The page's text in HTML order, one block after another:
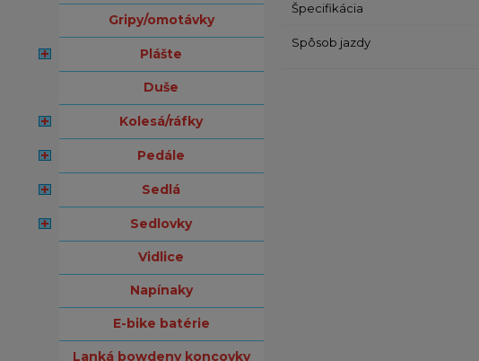
gripy/omotávky
plášte
duše
kolesá/ráfky
pedále
sedlá
sedlovky
vidlice
napínaky
e-bike batérie
lanká bowdeny koncovky
Špecifikácia
Spôsob jazdy